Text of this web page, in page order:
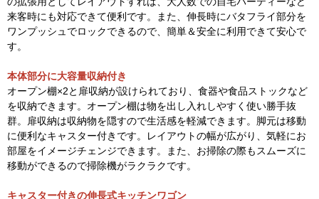
来客時にも対応できて便利です。また、伸長時にバタフライ部分を
ワンプッシュでロックできるので、簡単＆安全に利用できて安心で
す。
本体部分に大容量収納付き
オープン棚×2と扉収納が設けられており、食器や食品ストックなど
を収納できます。オープン棚は物を出し入れしやすく使い勝手抜
群。扉収納は収納物を隠すので生活感を軽減できます。脚元は移動
に便利なキャスター付きです。レイアウトの幅が広がり、気軽にお
部屋をイメージチェンジできます。また、お掃除の際もスムーズに
移動ができるので掃除機がラクラクです。
キャスター付きの伸長式キッチンワゴン